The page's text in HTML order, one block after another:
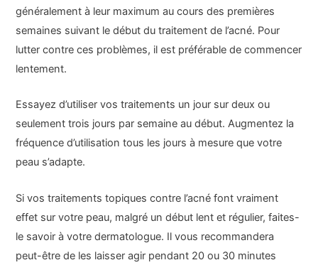
généralement à leur maximum au cours des premières
semaines suivant le début du traitement de l’acné. Pour
lutter contre ces problèmes, il est préférable de commencer
lentement.
Essayez d’utiliser vos traitements un jour sur deux ou
seulement trois jours par semaine au début. Augmentez la
fréquence d’utilisation tous les jours à mesure que votre
peau s’adapte.
Si vos traitements topiques contre l’acné font vraiment
effet sur votre peau, malgré un début lent et régulier, faites-
le savoir à votre dermatologue. Il vous recommandera
peut-être de les laisser agir pendant 20 ou 30 minutes